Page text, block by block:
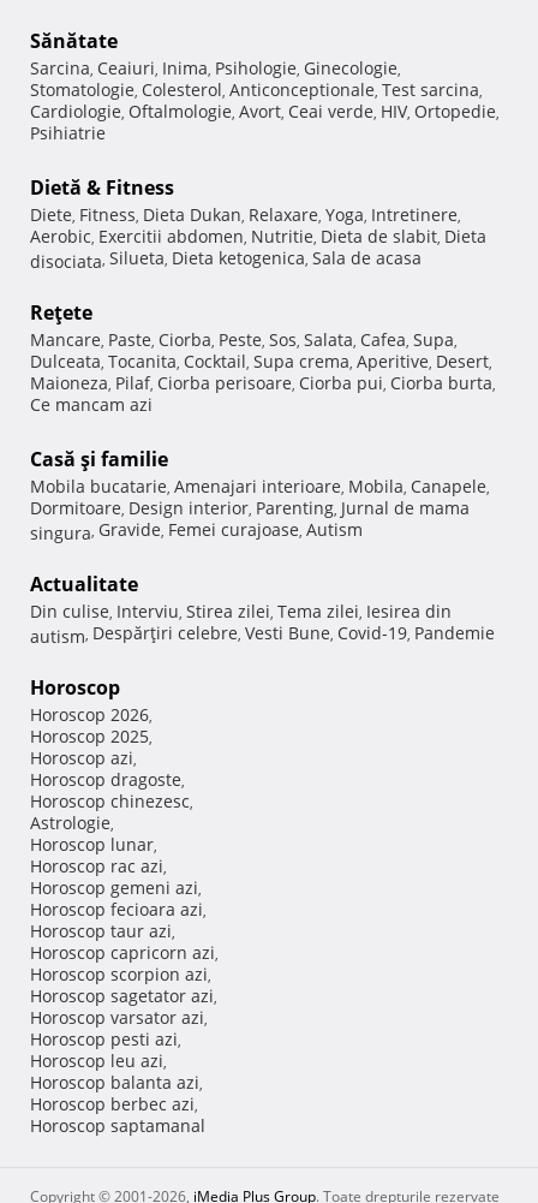
Sănătate
Sarcina, Ceaiuri, Inima, Psihologie, Ginecologie,
Stomatologie, Colesterol, Anticonceptionale, Test sarcina,
Cardiologie, Oftalmologie, Avort, Ceai verde, HIV, Ortopedie,
Psihiatrie
Dietă & Fitness
Diete, Fitness, Dieta Dukan, Relaxare, Yoga, Intretinere,
Aerobic, Exercitii abdomen, Nutritie, Dieta de slabit, Dieta
disociata, Silueta, Dieta ketogenica, Sala de acasa
Reţete
Mancare, Paste, Ciorba, Peste, Sos, Salata, Cafea, Supa,
Dulceata, Tocanita, Cocktail, Supa crema, Aperitive, Desert,
Maioneza, Pilaf, Ciorba perisoare, Ciorba pui, Ciorba burta,
Ce mancam azi
Casă şi familie
Mobila bucatarie, Amenajari interioare, Mobila, Canapele,
Dormitoare, Design interior, Parenting, Jurnal de mama
singura, Gravide, Femei curajoase, Autism
Actualitate
Din culise, Interviu, Stirea zilei, Tema zilei, Iesirea din
autism, Despărţiri celebre, Vesti Bune, Covid-19, Pandemie
Horoscop
Horoscop 2026,
Horoscop 2025,
Horoscop azi,
Horoscop dragoste,
Horoscop chinezesc,
Astrologie,
Horoscop lunar,
Horoscop rac azi,
Horoscop gemeni azi,
Horoscop fecioara azi,
Horoscop taur azi,
Horoscop capricorn azi,
Horoscop scorpion azi,
Horoscop sagetator azi,
Horoscop varsator azi,
Horoscop pesti azi,
Horoscop leu azi,
Horoscop balanta azi,
Horoscop berbec azi,
Horoscop saptamanal
Copyright © 2001-2026, iMedia Plus Group. Toate drepturile rezervate